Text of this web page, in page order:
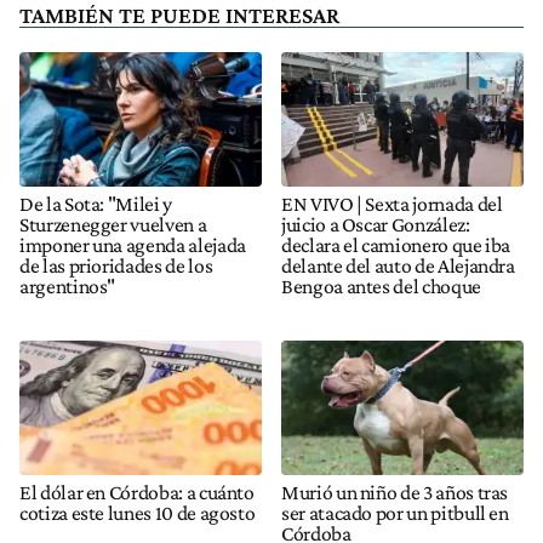
TAMBIÉN TE PUEDE INTERESAR
De la Sota: "Milei y
Sturzenegger vuelven a
imponer una agenda alejada
de las prioridades de los
argentinos"
EN VIVO | Sexta jornada del
juicio a Oscar González:
declara el camionero que iba
delante del auto de Alejandra
Bengoa antes del choque
El dólar en Córdoba: a cuánto
cotiza este lunes 10 de agosto
Murió un niño de 3 años tras
ser atacado por un pitbull en
Córdoba